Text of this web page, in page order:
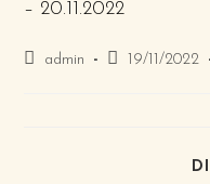
admin 19/11/2022